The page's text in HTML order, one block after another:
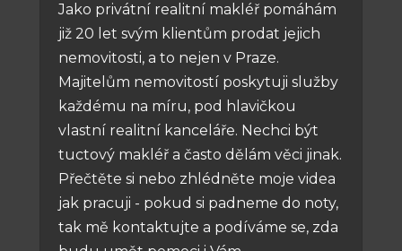
Jako privátní realitní makléř pomáhám
již 20 let svým klientům prodat jejich
nemovitosti, a to nejen v Praze.
Majitelům nemovitostí poskytuji služby
každému na míru, pod hlavičkou
vlastní realitní kanceláře. Nechci být
tuctový makléř a často dělám věci jinak.
Přečtěte si nebo zhlédněte moje videa
jak pracuji - pokud si padneme do noty,
tak mě kontaktujte a podíváme se, zda